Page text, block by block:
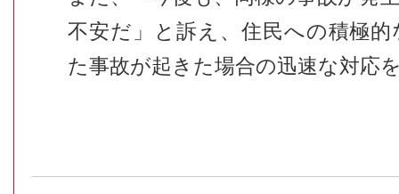
不安だ」と訴え、住民への積極
た事故が起きた場合の迅速な対応